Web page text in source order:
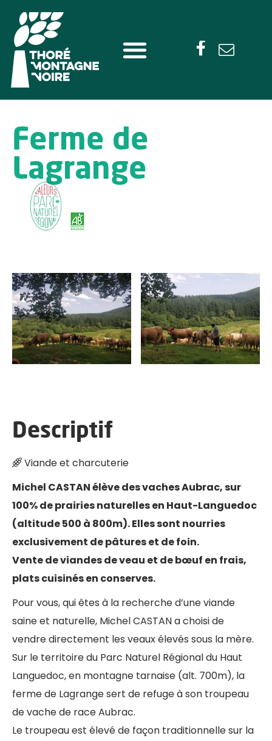
Ferme de
Lagrange
LE RIALET
Descriptif
Viande et charcuterie
Michel CASTAN élève des vaches Aubrac, sur
100% de prairies naturelles en Haut-Languedoc
(altitude 500 à 800m). Elles sont nourries
exclusivement de pâtures et de foin.
Vente de viandes de veau et de bœuf en frais,
plats cuisinés en conserves.
Pour vous, qui êtes à la recherche d’une viande
saine et naturelle, Michel CASTAN a choisi de
vendre directement les veaux élevés sous la mère.
Sur le territoire du Parc Naturel Régional du Haut
Languedoc, en montagne tarnaise (alt. 700m), la
ferme de Lagrange sert de refuge à son troupeau
de vache de race Aubrac.
Le troupeau est élevé de façon traditionnelle sur la